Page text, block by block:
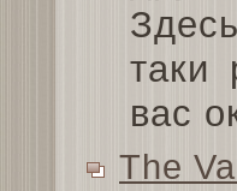
таки
вас
The